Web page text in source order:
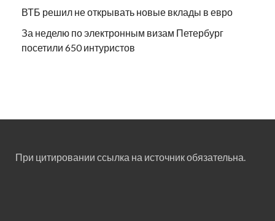
ВТБ решил не открывать новые вклады в евро
За неделю по электронным визам Петербург
посетили 650 интуристов
При цитировании ссылка на источник обязательна.